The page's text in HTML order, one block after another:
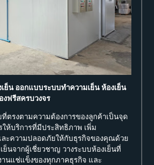
เย็น ออกแบบระบบทำความเย็น ห้องเย็น
ฟรีสครบวงจร
ตรงตามความต้องการของลูกค้าเป็นจุด
ให้บริการที่มีประสิทธิภาพ เพิ่ม
ะความปลอดภัยให้กับธุรกิจของคุณด้วย
ย็นจากผู้เชี่ยวชาญ วางระบบห้องเย็นที่
นแช่แข็งของทุกภาคธุรกิจ และ